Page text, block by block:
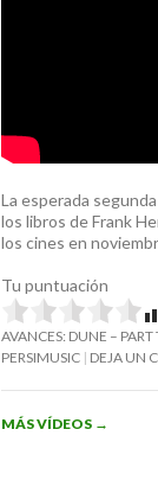
La esperada
los libros de Frank
los cines en
Tu puntuación
AVANCES: DUNE –
PERSIMUSIC DEJA UN
MÁS VÍDEOS →